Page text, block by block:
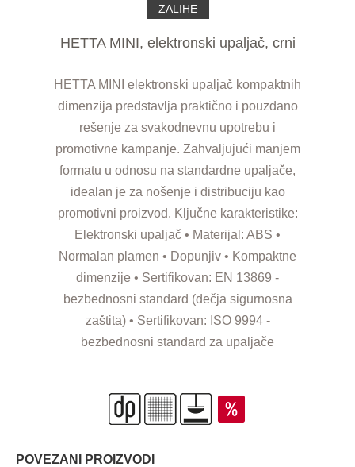
ZALIHE
HETTA MINI, elektronski upaljač, crni
HETTA MINI elektronski upaljač kompaktnih
dimenzija predstavlja praktično i pouzdano
rešenje za svakodnevnu upotrebu i
promotivne kampanje. Zahvaljujući manjem
formatu u odnosu na standardne upaljače,
idealan je za nošenje i distribuciju kao
promotivni proizvod. Ključne karakteristike:
Elektronski upaljač • Materijal: ABS •
Normalan plamen • Dopunjiv • Kompaktne
dimenzije • Sertifikovan: EN 13869 -
bezbednosni standard (dečja sigurnosna
zaštita) • Sertifikovan: ISO 9994 -
bezbednosni standard za upaljače
POVEZANI PROIZVODI